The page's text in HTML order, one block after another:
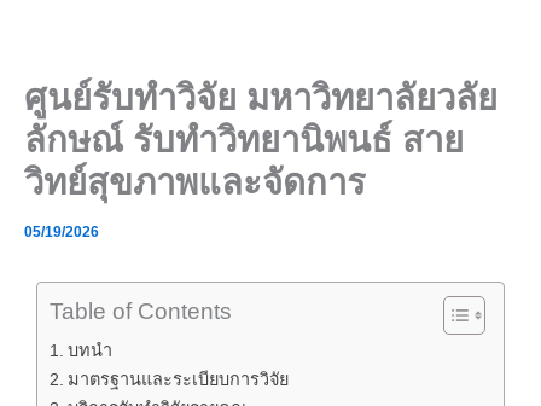
ศูนย์รับทำวิจัย มหาวิทยาลัยวลัย
ลักษณ์ รับทำวิทยานิพนธ์ สาย
วิทย์สุขภาพและจัดการ
05/19/2026
Table of Contents
บทนำ
มาตรฐานและระเบียบการวิจัย